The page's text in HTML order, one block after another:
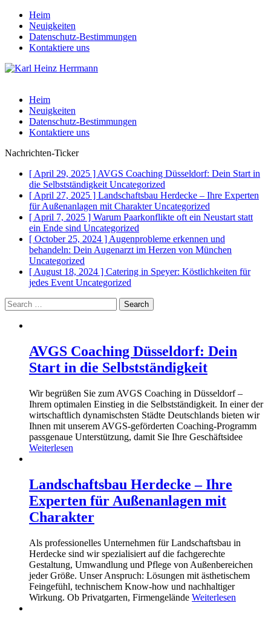
Heim
Neuigkeiten
Datenschutz-Bestimmungen
Kontaktiere uns
Heim
Neuigkeiten
Datenschutz-Bestimmungen
Kontaktiere uns
Nachrichten-Ticker
[ April 29, 2025 ] AVGS Coaching Düsseldorf: Dein Start in
die Selbstständigkeit Uncategorized
[ April 27, 2025 ] Landschaftsbau Herdecke – Ihre Experten
für Außenanlagen mit CharakterUncategorized
[ April 7, 2025 ] Warum Paarkonflikte oft ein Neustart statt
ein Ende sind Uncategorized
[ October 25, 2024 ] Augenprobleme erkennen und
behandeln: Dein Augenarzt im Herzen von München
Uncategorized
[ August 18, 2024 ] Catering in Speyer: Köstlichkeiten für
jedes Event Uncategorized
Search
for:
AVGS Coaching Düsseldorf: Dein
Start in die Selbstständigkeit
Wir begrüßen Sie zum AVGS Coaching in Düsseldorf –
Ihrem optimalen Einstieg in die Selbstständigkeit. In einer der
wirtschaftlich dynamischsten Städte Deutschlands bieten wir
Ihnen mit unserem AVGS-geförderten Coaching-Programm
passgenaue Unterstützung, damit Sie Ihre Geschäftsidee
Weiterlesen
Landschaftsbau Herdecke – Ihre
Experten für Außenanlagen mit
Charakter
Als professionelles Unternehmen für Landschaftsbau in
Herdecke sind wir spezialisiert auf die fachgerechte
Gestaltung, Umwandlung und Pflege von Außenbereichen
jeder Größe. Unser Anspruch: Lösungen mit ästhetischem
Feingefühl, technischem Know-how und nachhaltiger
Wirkung. Ob Privatgarten, Firmengelände Weiterlesen